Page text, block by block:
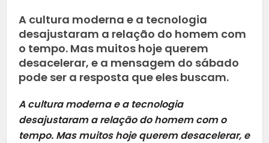
A cultura moderna e a tecnologia
desajustaram a relação do homem com
o tempo. Mas muitos hoje querem
desacelerar, e a mensagem do sábado
pode ser a resposta que eles buscam.
A cultura moderna e a tecnologia
desajustaram a relação do homem com o
tempo. Mas muitos hoje querem desacelerar, e